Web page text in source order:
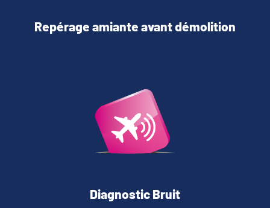
Repérage amiante avant démolition
Diagnostic Bruit